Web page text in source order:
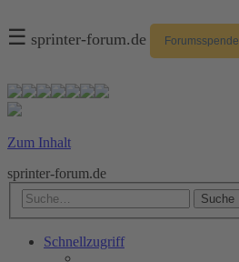
☰ sprinter-forum.de Forumsspende
Zum Inhalt
sprinter-forum.de
Suche
Schnellzugriff